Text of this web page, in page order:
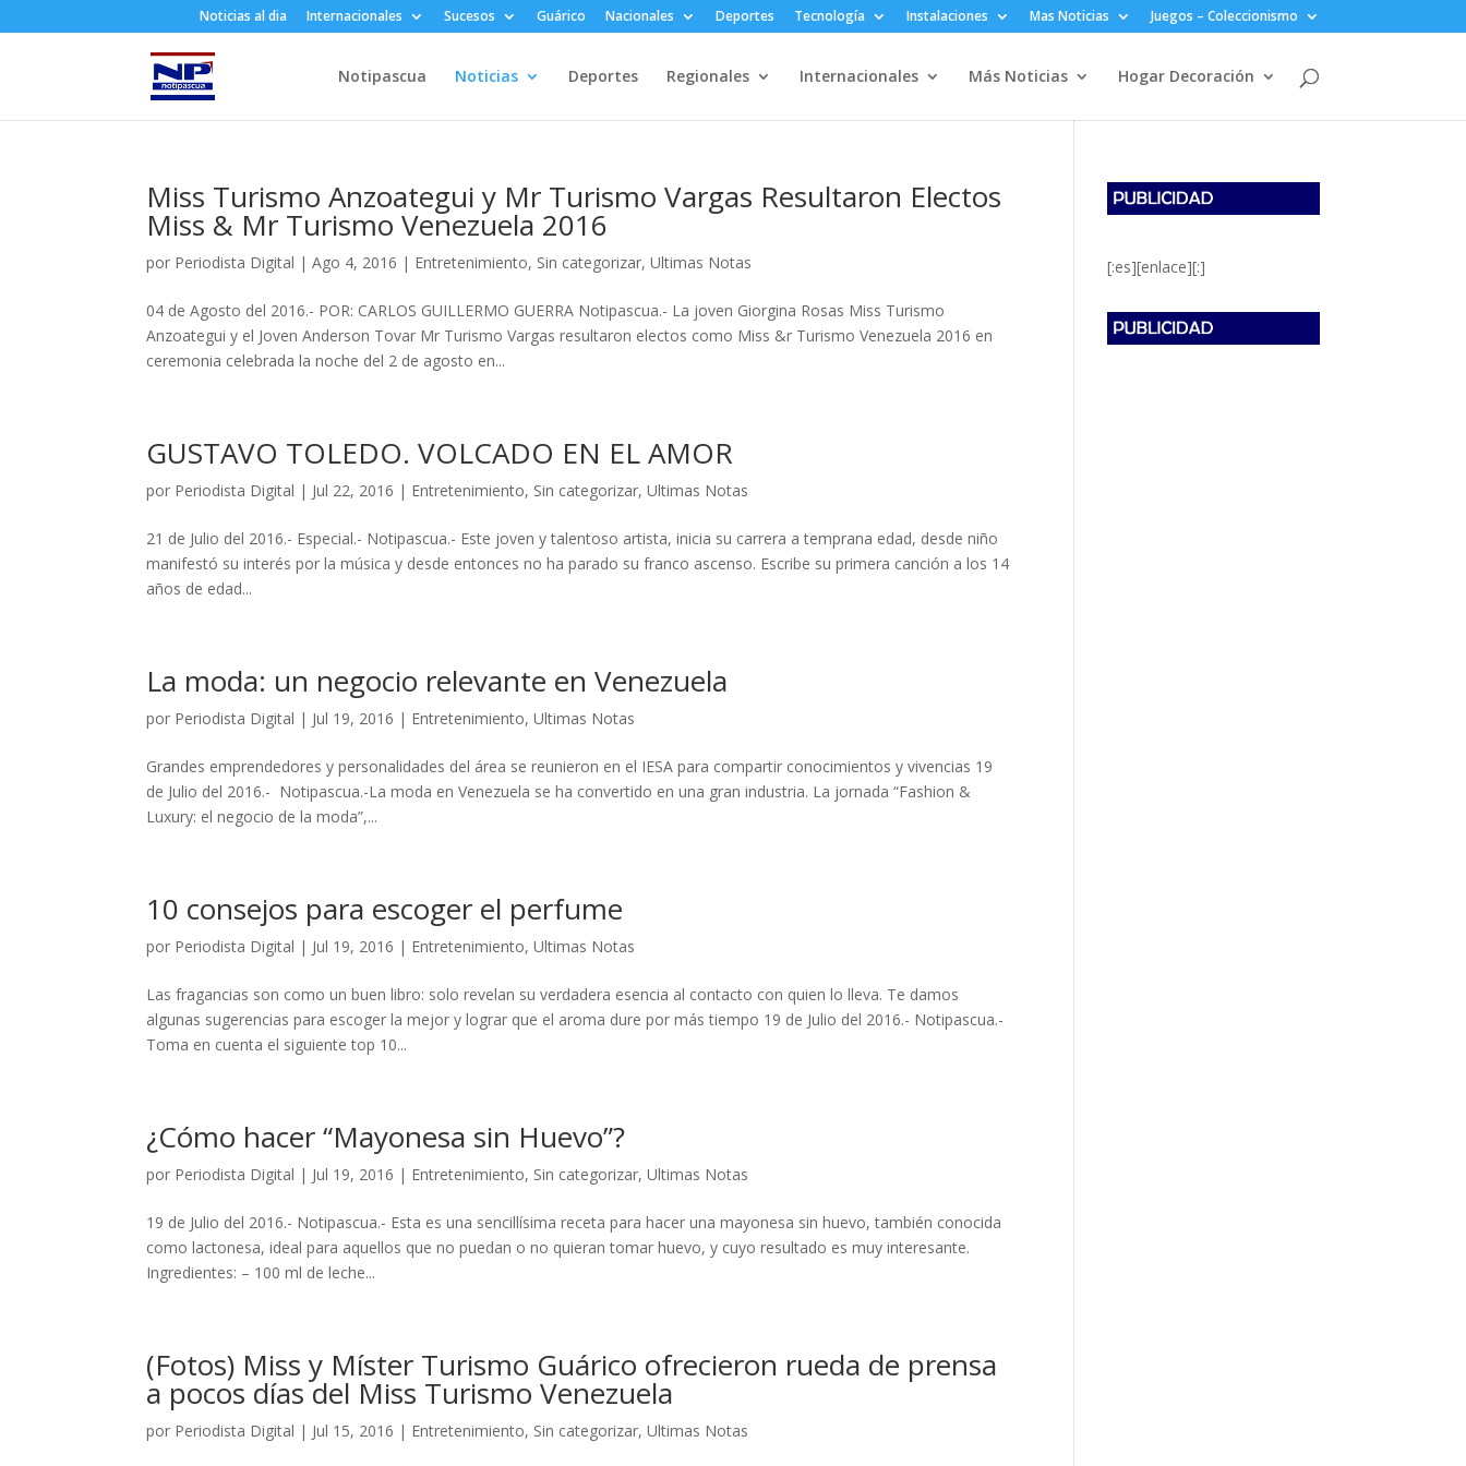
Noticias al dia Internacionales Sucesos Guárico Nacionales Deportes Tecnología Instalaciones Mas Noticias Juegos – Coleccionismo
Notipascua Noticias Deportes Regionales Internacionales Más Noticias Hogar Decoración
Miss Turismo Anzoategui y Mr Turismo Vargas Resultaron Electos
Miss & Mr Turismo Venezuela 2016
por Periodista Digital |Ago 4, 2016 | Entretenimiento, Sin categorizar,Ultimas Notas
04 de Agosto del 2016.- POR: CARLOS GUILLERMO GUERRA Notipascua.- La joven Giorgina Rosas Miss Turismo
Anzoategui y el Joven Anderson Tovar Mr Turismo Vargas resultaron electos como Miss &r Turismo Venezuela 2016 en
ceremonia celebrada la noche del 2 de agosto en...
GUSTAVO TOLEDO. VOLCADO EN EL AMOR
por Periodista Digital | Jul 22, 2016 | Entretenimiento, Sin categorizar,Ultimas Notas
21 de Julio del 2016.- Especial.- Notipascua.- Este joven y talentoso artista, inicia su carrera a temprana edad, desde niño
manifestó su interés por la música y desde entonces no ha parado su franco ascenso. Escribe su primera canción a los 14
años de edad...
La moda: un negocio relevante en Venezuela
por Periodista Digital | Jul 19, 2016 | Entretenimiento,Ultimas Notas
Grandes emprendedores y personalidades del área se reunieron en el IESA para compartir conocimientos y vivencias 19
de Julio del 2016.- Notipascua.-La moda en Venezuela se ha convertido en una gran industria. La jornada “Fashion &
Luxury: el negocio de la moda”,...
10 consejos para escoger el perfume
por Periodista Digital | Jul 19, 2016 | Entretenimiento,Ultimas Notas
Las fragancias son como un buen libro: solo revelan su verdadera esencia al contacto con quien lo lleva. Te damos
algunas sugerencias para escoger la mejor y lograr que el aroma dure por más tiempo 19 de Julio del 2016.- Notipascua.-
Toma en cuenta el siguiente top 10...
¿Cómo hacer “Mayonesa sin Huevo”?
por Periodista Digital | Jul 19, 2016 | Entretenimiento, Sin categorizar,Ultimas Notas
19 de Julio del 2016.- Notipascua.- Esta es una sencillísima receta para hacer una mayonesa sin huevo, también conocida
como lactonesa, ideal para aquellos que no puedan o no quieran tomar huevo, y cuyo resultado es muy interesante.
Ingredientes: – 100 ml de leche...
(Fotos) Miss y Míster Turismo Guárico ofrecieron rueda de prensa
a pocos días del Miss Turismo Venezuela
por Periodista Digital | Jul 15, 2016 | Entretenimiento, Sin categorizar,Ultimas Notas
[:es][enlace][:]